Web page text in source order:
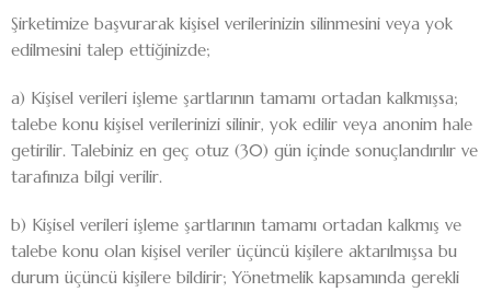
Şirketimize başvurarak kişisel verilerinizin silinmesini veya yok
edilmesini talep ettiğinizde;
a) Kişisel verileri işleme şartlarının tamamı ortadan kalkmışsa;
talebe konu kişisel verilerinizi silinir, yok edilir veya anonim hale
getirilir. Talebiniz en geç otuz (30) gün içinde sonuçlandırılır ve
tarafınıza bilgi verilir.
b) Kişisel verileri işleme şartlarının tamamı ortadan kalkmış ve
talebe konu olan kişisel veriler üçüncü kişilere aktarılmışsa bu
durum üçüncü kişilere bildirir; Yönetmelik kapsamında gerekli